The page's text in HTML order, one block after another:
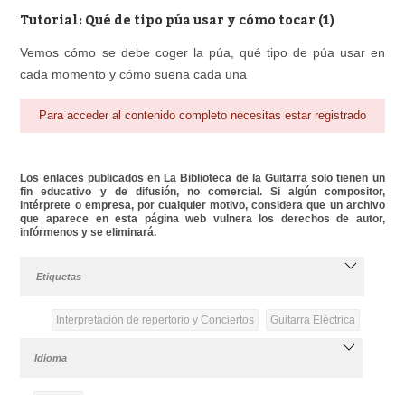
Área personal
Tutorial: Qué de tipo púa usar y cómo tocar (1)
Vemos cómo se debe coger la púa, qué tipo de púa usar en
cada momento y cómo suena cada una
Para acceder al contenido completo necesitas estar registrado
Los enlaces publicados en La Biblioteca de la Guitarra solo tienen un
fin educativo y de difusión, no comercial. Si algún compositor,
intérprete o empresa, por cualquier motivo, considera que un archivo
que aparece en esta página web vulnera los derechos de autor,
infórmenos y se eliminará.
Etiquetas
Interpretación de repertorio y Conciertos Guitarra Eléctrica
Idioma